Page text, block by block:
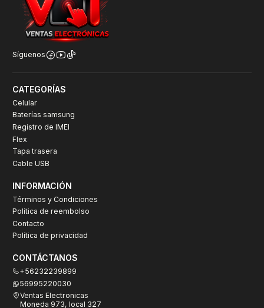
Síguenos
CATEGORÍAS
Celular
Baterías samsung
Registro de IMEI
Flex
Tapa trasera
Cable USB
INFORMACIÓN
Términos y Condiciones
Política de reembolso
Contacto
Política de privacidad
CONTÁCTANOS
+56232239899
56995220030
Ventas Electronicas
Moneda 973, local 327